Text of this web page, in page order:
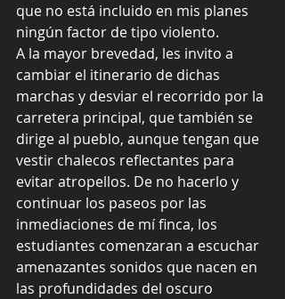
que no está incluido en mis planes
ningún factor de tipo violento.
A la mayor brevedad, les invito a
cambiar el itinerario de dichas
marchas y desviar el recorrido por la
carretera principal, que también se
dirige al pueblo, aunque tengan que
vestir chalecos reflectantes para
evitar atropellos. De no hacerlo y
continuar los paseos por las
inmediaciones de mí finca, los
estudiantes comenzaran a escuchar
amenazantes sonidos que nacen en
las profundidades del oscuro